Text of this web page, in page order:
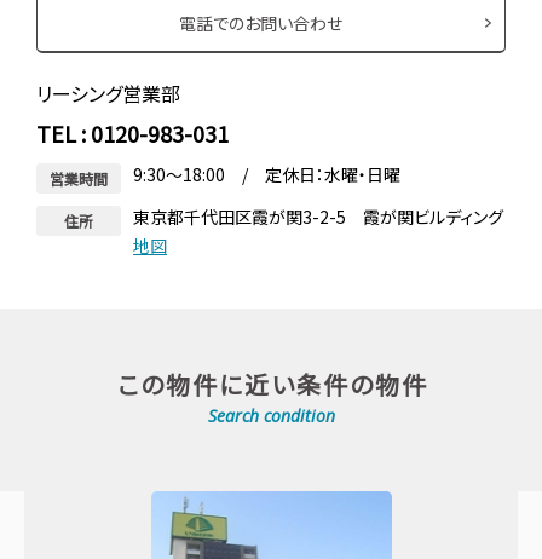
電話でのお問い合わせ
リーシング営業部
TEL : 0120-983-031
営業時間 9:30～18:00 / 定休日：水曜・日曜
住所
東京都千代田区霞が関3-2-5 霞が関ビルディング
地図
この物件に近い条件の物件
Search condition